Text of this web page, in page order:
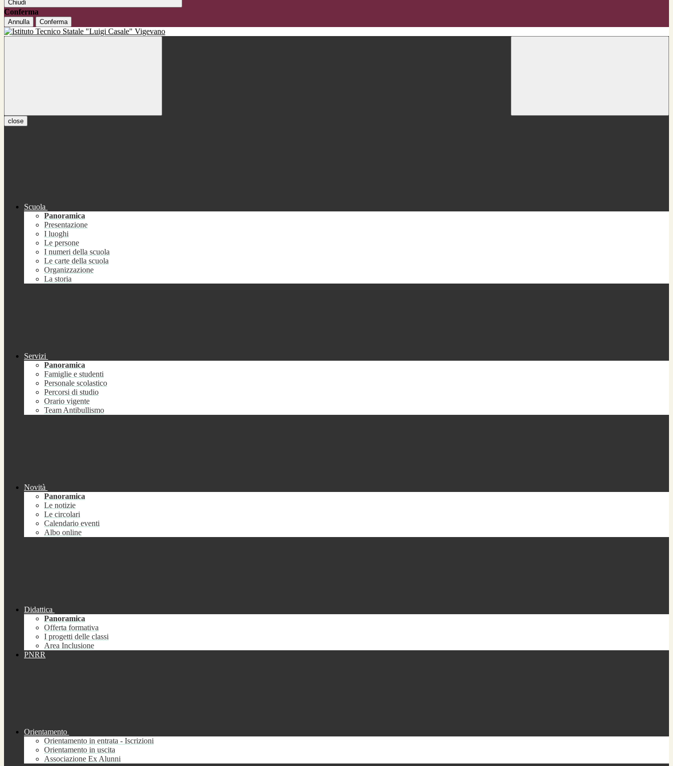
Chiudi
Conferma
Annulla Conferma
close
Scuola
Panoramica
Presentazione
I luoghi
Le persone
I numeri della scuola
Le carte della scuola
Organizzazione
La storia
Servizi
Panoramica
Famiglie e studenti
Personale scolastico
Percorsi di studio
Orario vigente
Team Antibullismo
Novità
Panoramica
Le notizie
Le circolari
Calendario eventi
Albo online
Didattica
Panoramica
Offerta formativa
I progetti delle classi
Area Inclusione
PNRR
Orientamento
Orientamento in entrata - Iscrizioni
Orientamento in uscita
Associazione Ex Alunni